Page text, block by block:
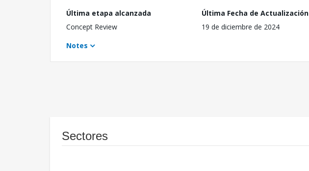
Última etapa alcanzada
Concept Review
Última Fecha de Actualización
19 de diciembre de 2024
Notes
Sectores